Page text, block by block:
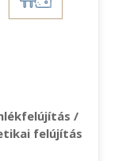
/
felújítás